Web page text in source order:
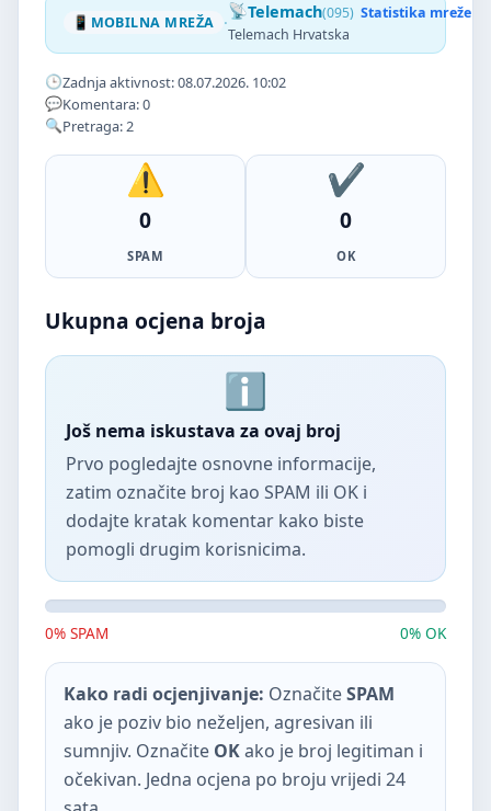
MOBILNA MREŽA · Telemach(095) Statistika mreže
Telemach Hrvatska
Zadnja aktivnost: 08.07.2026. 10:02
Komentara: 0
Pretraga: 2
0
SPAM
0
OK
Ukupna ocjena broja
Još nema iskustava za ovaj broj
Prvo pogledajte osnovne informacije,
zatim označite broj kao SPAM ili OK i
dodajte kratak komentar kako biste
pomogli drugim korisnicima.
0% SPAM 0% OK
Kako radi ocjenjivanje: OznačiteSPAM
ako je poziv bio neželjen, agresivan ili
sumnjiv. Označite OKako je broj legitiman i
očekivan. Jedna ocjena po broju vrijedi 24